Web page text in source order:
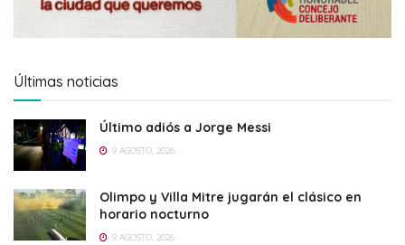
Últimas noticias
Último adiós a Jorge Messi
9 AGOSTO, 2026
Olimpo y Villa Mitre jugarán el clásico en
horario nocturno
9 AGOSTO, 2026